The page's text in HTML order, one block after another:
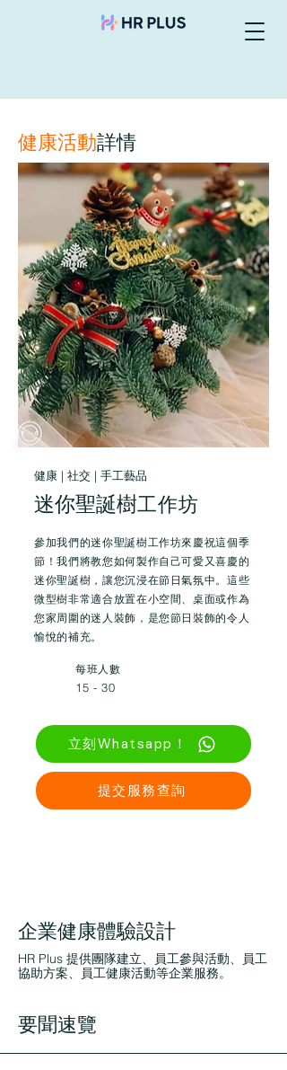
健康活動詳情
健康 | 社交 | 手工藝品
迷你聖誕樹工作坊
參加我們的迷你聖誕樹工作坊來慶祝這個季
節！我們將教您如何製作自己可愛又喜慶的
迷你聖誕樹，讓您沉浸在節日氣氛中。這些
微型樹非常適合放置在小空間、桌面或作為
您家周圍的迷人裝飾，是您節日裝飾的令人
愉悅的補充。
每班人數
15 - 30
立刻Whatsapp！
提交服務查詢
企業健康體驗設計
HR Plus 提供團隊建立、員工參與活動、員工
協助方案、員工健康活動等企業服務。
要聞速覽